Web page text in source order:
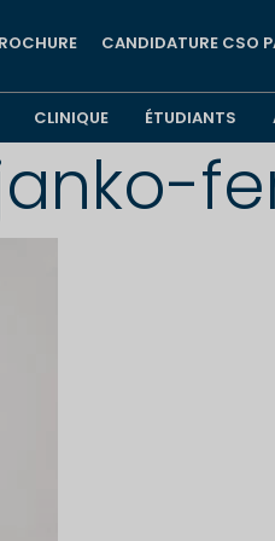
CANDIDATURE CSO
CLINIQUE ÉTUDIANTS